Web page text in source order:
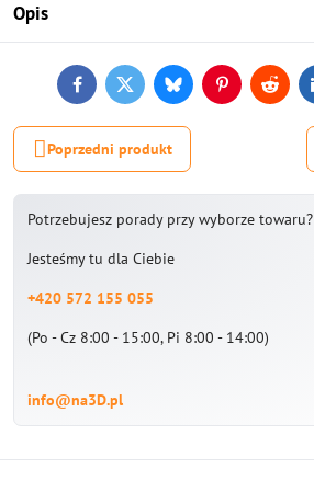
Opis
FacebookTwitterBlueskyPinterestReddit
Poprzedni produkt
Potrzebujesz porady przy wyborze towaru?
Jesteśmy tu dla Ciebie
+420 572 155 055
(Po - Cz 8:00 - 15:00, Pi 8:00 - 14:00)
info@na3D.pl